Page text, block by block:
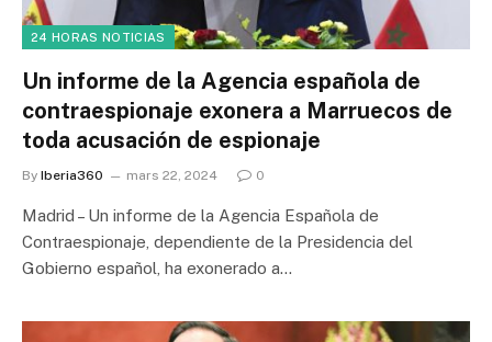
24 HORAS NOTICIAS
Un informe de la Agencia española de
contraespionaje exonera a Marruecos de
toda acusación de espionaje
By Iberia360 mars 22, 2024 0
Madrid – Un informe de la Agencia Española de
Contraespionaje, dependiente de la Presidencia del
Gobierno español, ha exonerado a…